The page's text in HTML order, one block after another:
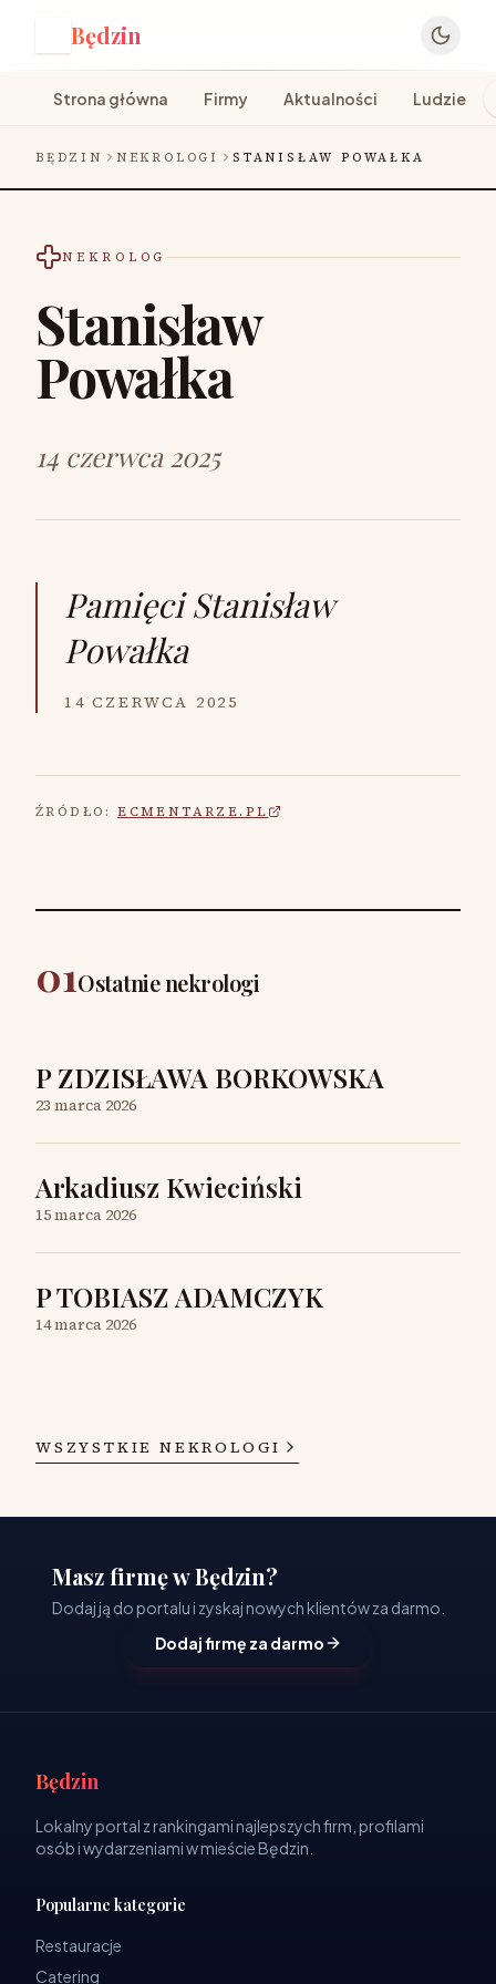
Będzin
Strona główna Firmy Aktualności Ludzie
BĘDZIN NEKROLOGI STANISŁAW POWAŁKA
NEKROLOG
Stanisław
Powałka
14 czerwca 2025
Pamięci Stanisław
Powałka
14 CZERWCA 2025
ŹRÓDŁO: ECMENTARZE.PL
01Ostatnie nekrologi
P ZDZISŁAWA BORKOWSKA
23 marca 2026
Arkadiusz Kwieciński
15 marca 2026
P TOBIASZ ADAMCZYK
14 marca 2026
WSZYSTKIE NEKROLOGI
Masz firmę w Będzin?
Dodaj ją do portalu i zyskaj nowych klientów za darmo.
Dodaj firmę za darmo
Będzin
Lokalny portal z rankingami najlepszych firm, profilami
osób i wydarzeniami w mieście Będzin.
Popularne kategorie
Restauracje
Catering